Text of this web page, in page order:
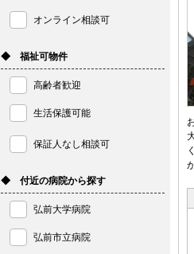
オンライン相談可
◆ 福祉可物件
高齢者歓迎
生活保護可能
保証人なし相談可
◆ 付近の病院から探す
弘前大学病院
弘前市立病院